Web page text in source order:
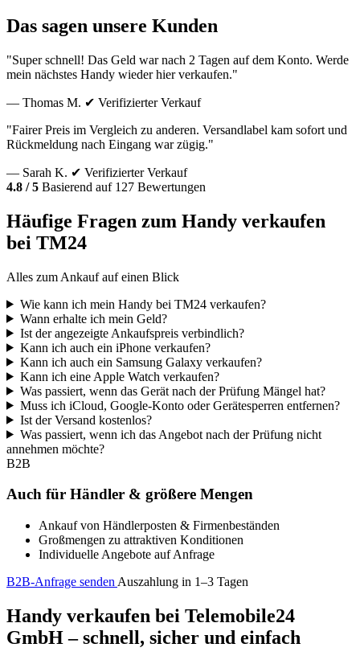
Das sagen unsere Kunden
"Super schnell! Das Geld war nach 2 Tagen auf dem Konto. Werde
mein nächstes Handy wieder hier verkaufen."
— Thomas M. ✔ Verifizierter Verkauf
"Fairer Preis im Vergleich zu anderen. Versandlabel kam sofort und
Rückmeldung nach Eingang war zügig."
— Sarah K. ✔ Verifizierter Verkauf
4.8 / 5 Basierend auf 127 Bewertungen
Häufige Fragen zum Handy verkaufen
bei TM24
Alles zum Ankauf auf einen Blick
Wie kann ich mein Handy bei TM24 verkaufen?
Wann erhalte ich mein Geld?
Ist der angezeigte Ankaufspreis verbindlich?
Kann ich auch ein iPhone verkaufen?
Kann ich auch ein Samsung Galaxy verkaufen?
Kann ich eine Apple Watch verkaufen?
Was passiert, wenn das Gerät nach der Prüfung Mängel hat?
Muss ich iCloud, Google-Konto oder Gerätesperren entfernen?
Ist der Versand kostenlos?
Was passiert, wenn ich das Angebot nach der Prüfung nicht
annehmen möchte?
B2B
Auch für Händler & größere Mengen
Ankauf von Händlerposten & Firmenbeständen
Großmengen zu attraktiven Konditionen
Individuelle Angebote auf Anfrage
B2B-Anfrage senden Auszahlung in 1–3 Tagen
Handy verkaufen bei Telemobile24
GmbH – schnell, sicher und einfach